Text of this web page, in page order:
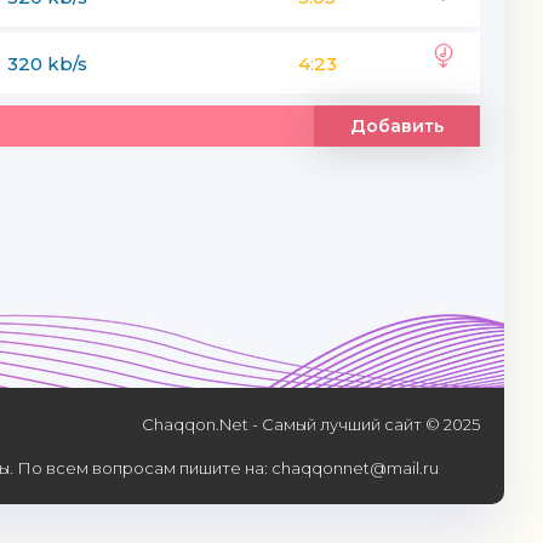
320 kb/s 4:23
Добавить
Chaqqon.Net - Самый лучший сайт © 2025
По всем вопросам пишите на: chaqqonnet@mail.ru